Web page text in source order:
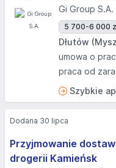
Gi Group S.A.
5 700-6 000
Dłutów
umowa o
praca od
Szybkie
Przyjmowanie
drogerii Kamieńsk
Dodana 30 lipca